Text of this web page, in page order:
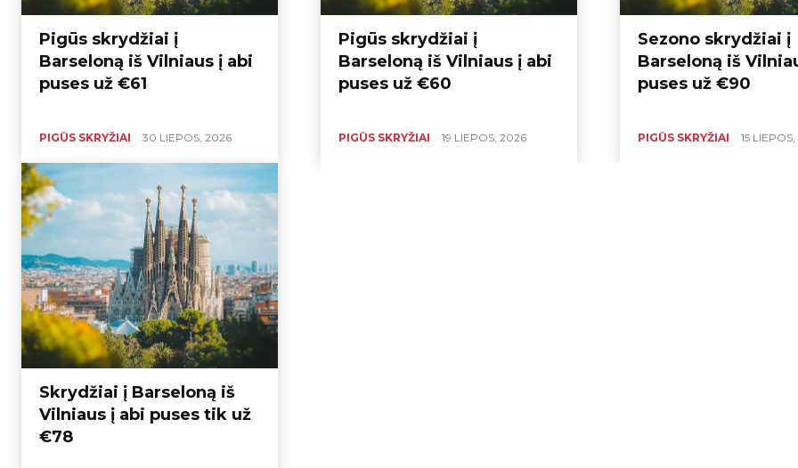
Pigūs skrydžiai į
Barseloną iš Vilniaus į abi
puses už €61
PIGŪS SKRYŽIAI 30 LIEPOS, 2026
Pigūs skrydžiai į
Barseloną iš Vilniaus į abi
puses už €60
PIGŪS SKRYŽIAI 19 LIEPOS, 2026
Sezono skrydžiai į
Barseloną iš
puses už €90
PIGŪS SKRYŽIAI 15
Skrydžiai į Barseloną iš
Vilniaus į abi puses tik už
€78